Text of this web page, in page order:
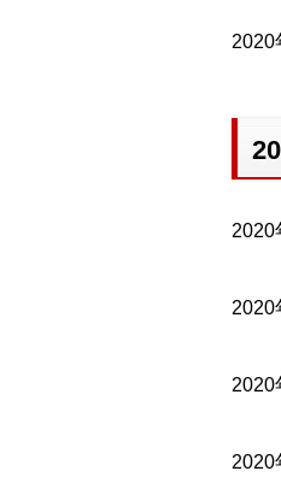
2020
2020
2020
2020
2020